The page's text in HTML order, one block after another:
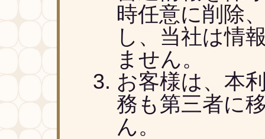
時任意に削除
し、当社は情
ません。
お客様は、本
務も第三者に
ん。